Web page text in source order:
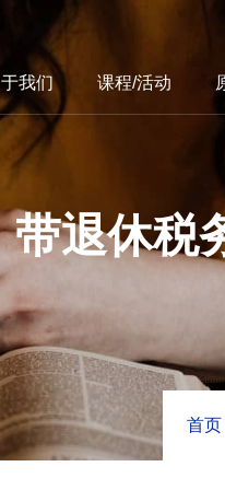
我们 课程/活动
带退休税
首页